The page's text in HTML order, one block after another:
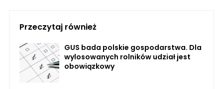
Przeczytaj również
GUS bada polskie gospodarstwa. Dla
wylosowanych rolników udział jest
obowiązkowy